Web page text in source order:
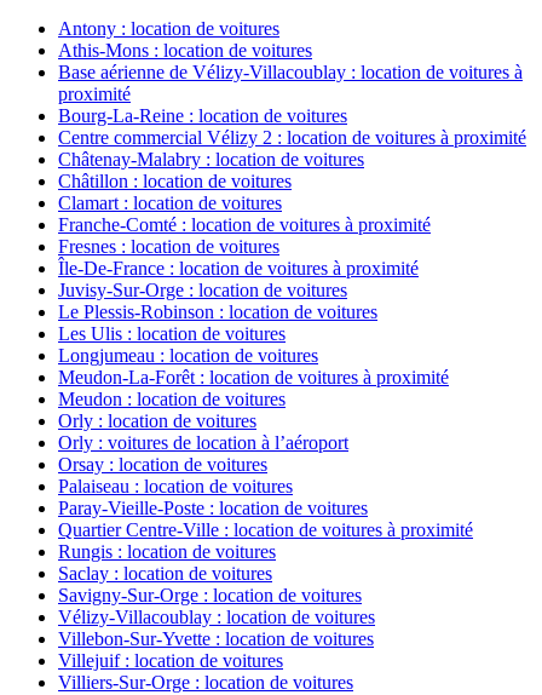
Antony : location de voitures
Athis-Mons : location de voitures
Base aérienne de Vélizy-Villacoublay : location de voitures à
proximité
Bourg-La-Reine : location de voitures
Centre commercial Vélizy 2 : location de voitures à proximité
Châtenay-Malabry : location de voitures
Châtillon : location de voitures
Clamart : location de voitures
Franche-Comté : location de voitures à proximité
Fresnes : location de voitures
Île-De-France : location de voitures à proximité
Juvisy-Sur-Orge : location de voitures
Le Plessis-Robinson : location de voitures
Les Ulis : location de voitures
Longjumeau : location de voitures
Meudon-La-Forêt : location de voitures à proximité
Meudon : location de voitures
Orly : location de voitures
Orly : voitures de location à l’aéroport
Orsay : location de voitures
Palaiseau : location de voitures
Paray-Vieille-Poste : location de voitures
Quartier Centre-Ville : location de voitures à proximité
Rungis : location de voitures
Saclay : location de voitures
Savigny-Sur-Orge : location de voitures
Vélizy-Villacoublay : location de voitures
Villebon-Sur-Yvette : location de voitures
Villejuif : location de voitures
Villiers-Sur-Orge : location de voitures